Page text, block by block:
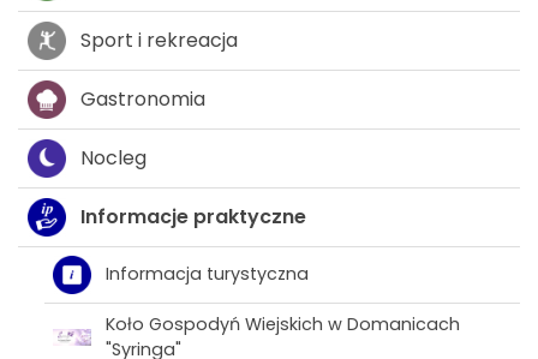
Sport i rekreacja
Gastronomia
Nocleg
Informacje praktyczne
Informacja turystyczna
Koło Gospodyń Wiejskich w Domanicach
"Syringa"